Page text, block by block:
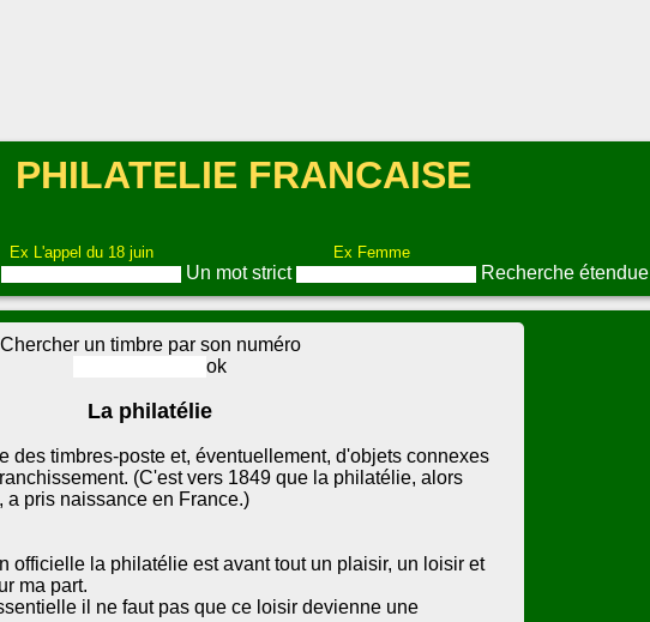
PHILATELIE FRANCAISE
Ex L'appel du 18 juin Ex Femme
Un mot strict Recherche étendue
Chercher un timbre par son numéro
La philatélie
des timbres-poste et, éventuellement, d'objets connexes
(C'est vers 1849 que la philatélie, alors
a pris naissance en France.)
officielle la philatélie est avant tout un plaisir, un loisir et
ma part.
il ne faut pas que ce loisir devienne une